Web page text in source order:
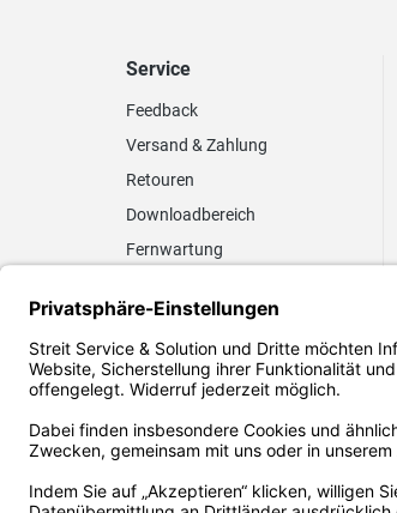
Service
Feedback
Versand & Zahlung
Retouren
Downloadbereich
Fernwartung
Elektronischer
Rechnungsversand
FAQ EUDR